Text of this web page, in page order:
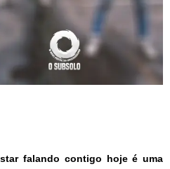
falando contigo hoje é uma